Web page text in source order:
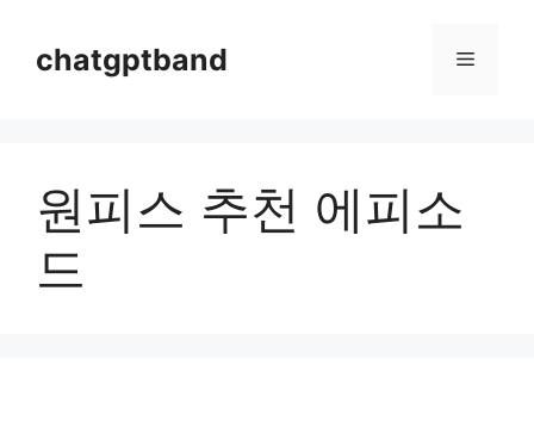
chatgptband 메
원피스 추천 에피소
드